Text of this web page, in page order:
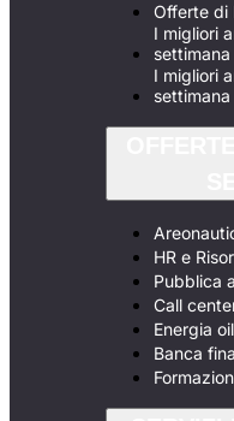
Offerte di
I migliori
settimana
I migliori
HR e
Pubblica
Call
Energia
Banca